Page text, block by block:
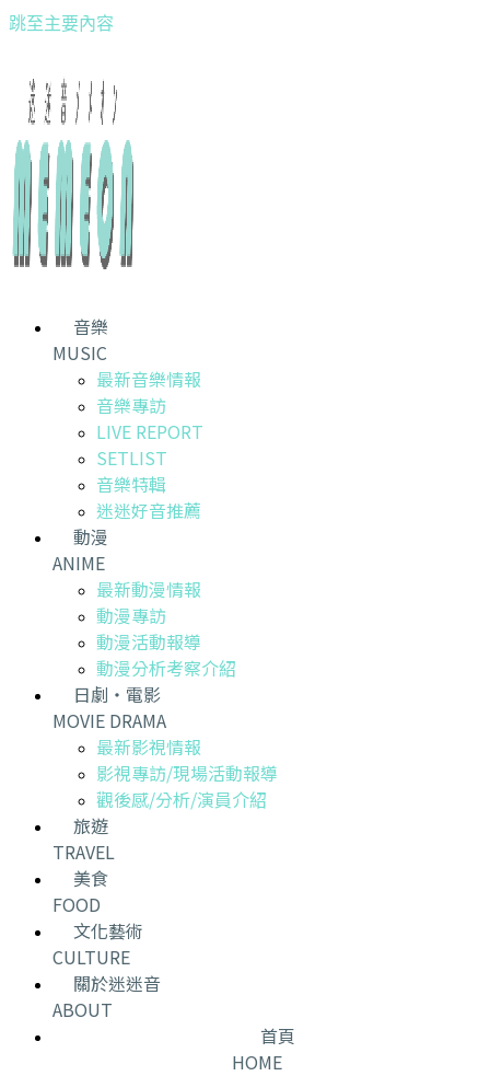
跳至主要內容
音樂
MUSIC
最新音樂情報
音樂專訪
LIVE REPORT
SETLIST
音樂特輯
迷迷好音推薦
動漫
ANIME
最新動漫情報
動漫專訪
動漫活動報導
動漫分析考察介紹
日劇・電影
MOVIE DRAMA
最新影視情報
影視專訪/現場活動報導
觀後感/分析/演員介紹
旅遊
TRAVEL
美食
FOOD
文化藝術
CULTURE
關於迷迷音
ABOUT
首頁
HOME